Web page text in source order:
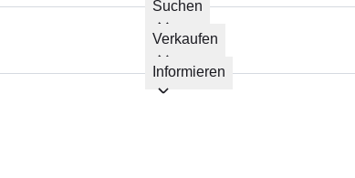
Suchen
Verkaufen
Informieren